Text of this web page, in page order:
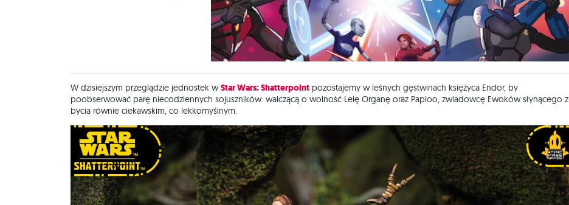
W dzisiejszym przeglądzie jednostek wStar Wars: Shatterpoint pozostajemy w leśnych gęstwinach księżyca Endor, by
poobserwować parę niecodziennych sojuszników: walczącą o wolność Leię Organę oraz Paploo, zwiadowcę Ewoków słynącego z
bycia równie ciekawskim, co lekkomyślnym.